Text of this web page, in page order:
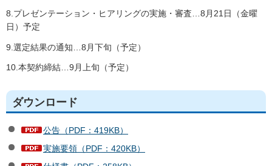
8.プレゼンテーション・ヒアリングの実施・審査…8月21日（金曜
日）予定
9.選定結果の通知…8月下旬（予定）
10.本契約締結…9月上旬（予定）
ダウンロード
公告（PDF：419KB）
実施要領（PDF：420KB）